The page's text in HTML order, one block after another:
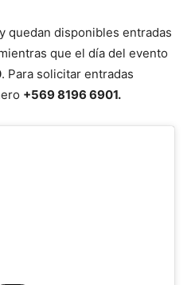
y quedan disponibles entradas
que el día del evento
. Para solicitar entradas
+569 8196 6901.